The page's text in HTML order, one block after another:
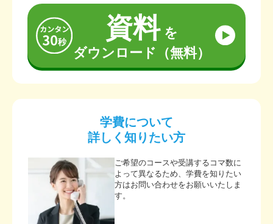
資料を
ダウンロード（無料）
学費について
詳しく知りたい方
ご希望のコースや受講するコマ数に
よって異なるため、学費を知りたい
方はお問い合わせをお願いいたしま
す。